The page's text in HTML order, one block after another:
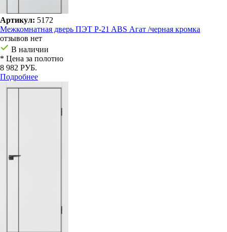
Артикул: 5172
Межкомнатная дверь ПЭТ P-21 ABS Агат /черная кромка
отзывов нет
В наличии
* Цена за полотно
8 982 РУБ.
Подробнее